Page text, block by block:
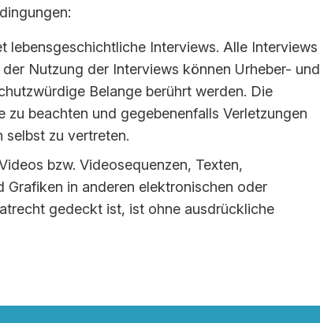
lebensgeschichtliche Interviews. Alle Interviews
Nutzung der Interviews können Urheber- und
Belange berührt werden. Die
beachten und gegebenenfalls Verletzungen
selbst zu vertreten.
bzw. Videosequenzen, Texten,
Grafiken in anderen elektronischen oder
gedeckt ist, ist ohne ausdrückliche